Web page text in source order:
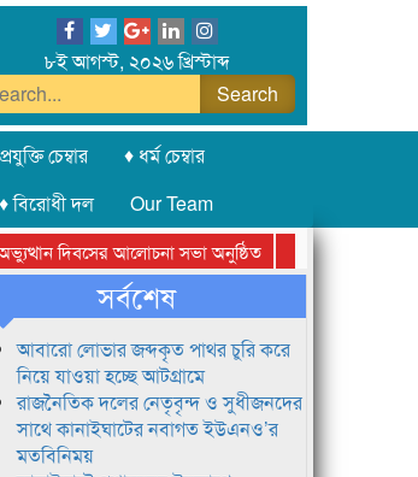
৮ই আগস্ট, ২০২৬ খ্রিস্টাব্দ
চেম্বার
♦ ধর্ম চেম্বার
♦ বিরোধী দল
Our Team
দিবসের আলোচনা সভা অনুষ্ঠিত
সিলেট অনলাইন
সর্বশেষ
আবারো লোভার জব্দকৃত পাথর চুরি করে
নিয়ে যাওয়া হচ্ছে আটগ্রামে
রাজনৈতিক দলের নেতৃবৃন্দ ও সুধীজনদের
সাথে কানাইঘাটের নবাগত ইউএনও’র
মতবিনিময়